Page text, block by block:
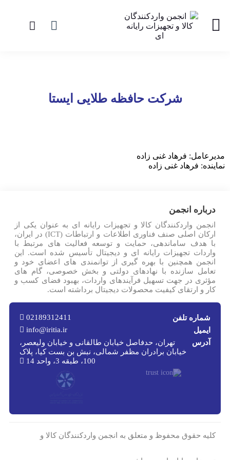
شرکت حافظه طلایی ایستا
مدیرعامل: فرهاد غنی زاده
نماینده: فرهاد غنی زاده
درباره انجمن
انجمن واردکنندگان کالا و تجهیزات رایانه ای به عنوان یکی از
ارکان اصلی صنف فناوری اطلاعات و ارتباطات (ICT) در ایران،
با هدف ساماندهی، حمایت و توسعه فعالیت های مرتبط با
واردات تجهیزات رایانه ای و دیجیتال تأسیس شده است. این
انجمن همچنین با بهره گیری از توانمندی های اعضای خود و
تعامل سازنده با نهادهای دولتی و بخش خصوصی، گام های
مؤثری در جهت تسهیل فرآیندهای واردات، بهبود فضای کسب و
کار و ارتقای کیفیت محصولات دیجیتال برداشته است.
شماره تلفن
02189312411
ایمیل
info@iritia.ir
آدرس
تهران، حدفاصل خیابان طالقانی و خیابان ولیعصر،
خیابان برادران مظفر شمالی، نبش بن بست کیا، پلاک
100، طبقه 3، واحد 14
کلیه حقوق محفوظ و متعلق به انجمن واردکنندگان کالا و